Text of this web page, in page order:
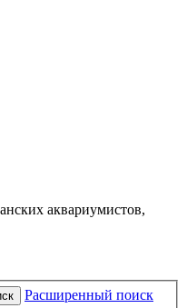
аквариумистов,
Расширенный поиск